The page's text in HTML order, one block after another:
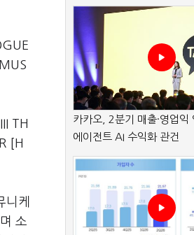
TH
[H
케
소
카카오, 2분기 매출·영업
에이전트 AI 수익화 관건